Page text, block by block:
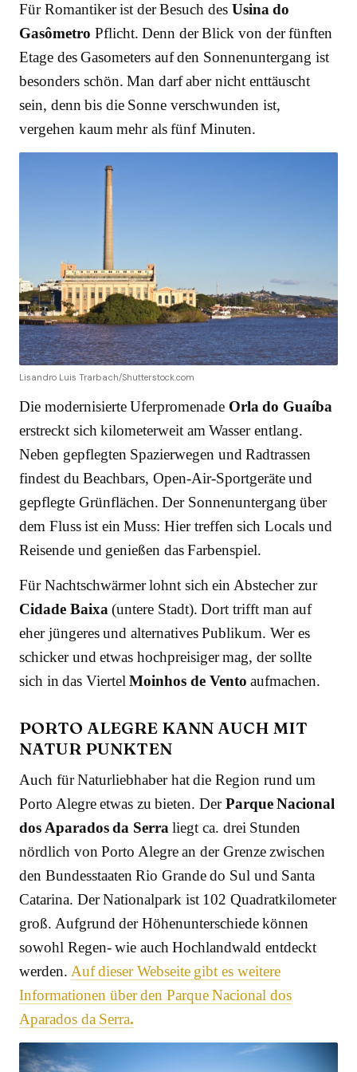
Für Romantiker ist der Besuch des Usina do
Gasômetro Pflicht. Denn der Blick von der fünften
Etage des Gasometers auf den Sonnenuntergang ist
besonders schön. Man darf aber nicht enttäuscht
sein, denn bis die Sonne verschwunden ist,
vergehen kaum mehr als fünf Minuten.
Lisandro Luis Trarbach/Shutterstock.com
Die modernisierte Uferpromenade Orla do Guaíba
erstreckt sich kilometerweit am Wasser entlang.
Neben gepflegten Spazierwegen und Radtrassen
findest du Beachbars, Open-Air-Sportgeräte und
gepflegte Grünflächen. Der Sonnenuntergang über
dem Fluss ist ein Muss: Hier treffen sich Locals und
Reisende und genießen das Farbenspiel.
Für Nachtschwärmer lohnt sich ein Abstecher zur
Cidade Baixa (untere Stadt). Dort trifft man auf
eher jüngeres und alternatives Publikum. Wer es
schicker und etwas hochpreisiger mag, der sollte
sich in das ViertelMoinhos de Vento aufmachen.
PORTO ALEGRE KANN AUCH MIT
NATUR PUNKTEN
Auch für Naturliebhaber hat die Region rund um
Porto Alegre etwas zu bieten. DerParque Nacional
dos Aparados da Serra liegt ca. drei Stunden
nördlich von Porto Alegre an der Grenze zwischen
den Bundesstaaten Rio Grande do Sul und Santa
Catarina. Der Nationalpark ist 102 Quadratkilometer
groß. Aufgrund der Höhenunterschiede können
sowohl Regen- wie auch Hochlandwald entdeckt
werden. Auf dieser Webseite gibt es weitere
Informationen über den Parque Nacional dos
Aparados da Serra.